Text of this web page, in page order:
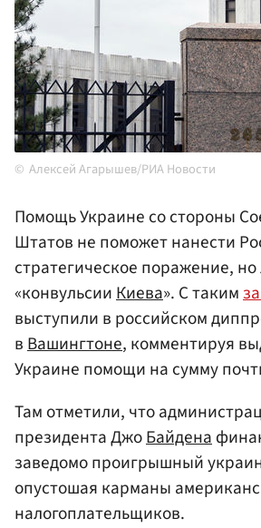
Алексей Агарышев/РИА Новости
Помощь Украине со стороны
Штатов не поможет нанести
стратегическое поражение,
«конвульсииКиева». С таким
выступили в российском
вВашингтоне, комментируя
Украине помощи на сумму
Там отметили, что
президента ДжоБайдена
заведомо проигрышный
опустошая карманы
налогоплательщиков.